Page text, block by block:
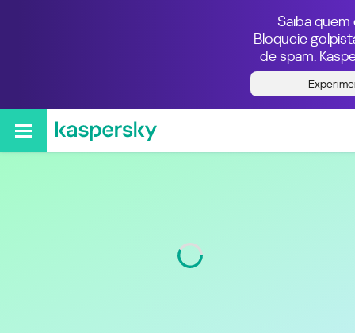
Saiba quem
Bloqueie
de spam.
Quem ligou do número
56987034407